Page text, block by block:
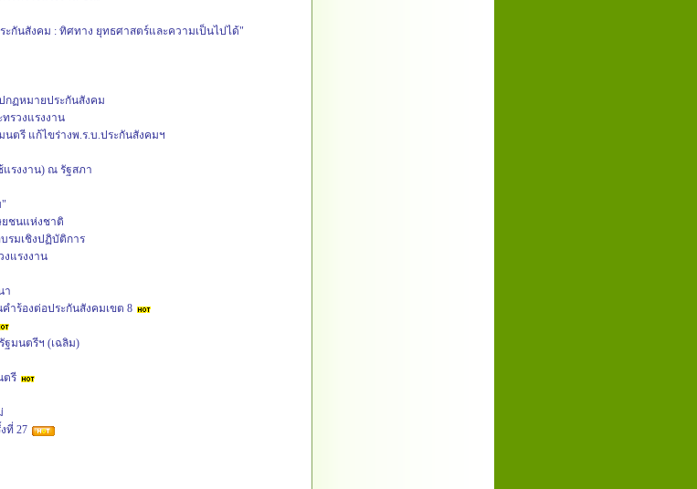
กันสังคม : ทิศทาง ยุทธศาสตร์และความเป็นไปได้"
กฏหมายประกันสังคม
รวงแรงงาน
ตรี แก้ไขร่างพ.ร.บ.ประกันสังคมฯ
แรงงาน) ณ รัฐสภา
ยชนแห่งชาติ
รมเชิงปฏิบัติการ
แรงงาน
า
ำร้องต่อประกันสังคมเขต 8
มนตรีฯ (เฉลิม)
ตรี
ที่ 27